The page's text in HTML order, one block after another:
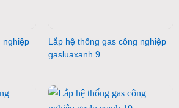
nghiệp
Lắp hệ thống gas công nghiệp
gasluaxanh 9